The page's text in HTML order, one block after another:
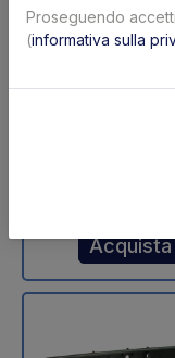
Cilindro di
brandeggio
Acquista
Proseguendo
(informativa sulla